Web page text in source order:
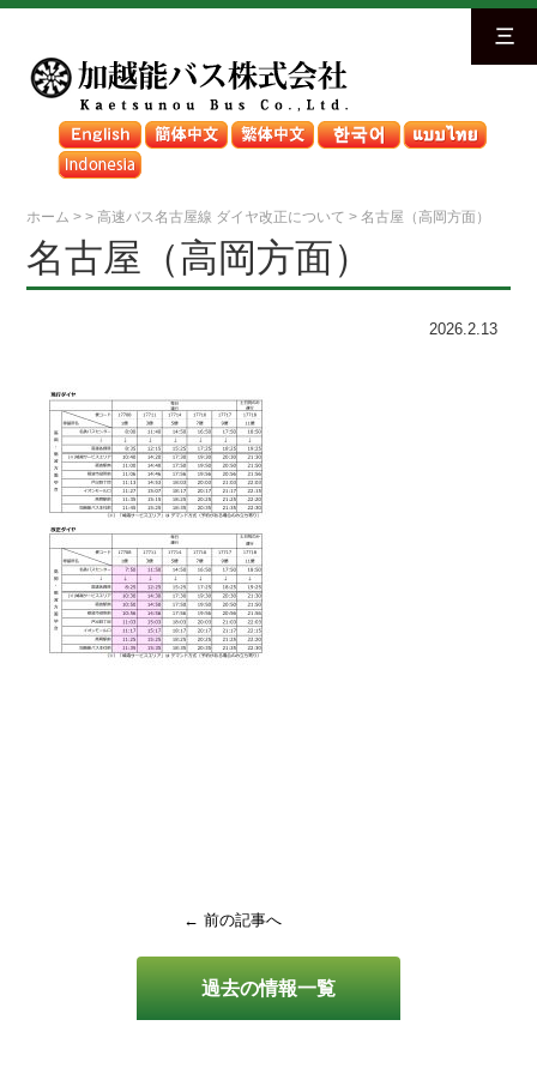
三
ホーム >>高速バス名古屋線 ダイヤ改正について >名古屋（高岡方面）
過去の情報一覧
名古屋（高岡方面）
2026.2.13
← 前の記事へ